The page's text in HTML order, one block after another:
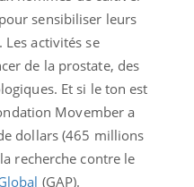
sensibiliser leurs
Les activités se
de la prostate, des
Et si le ton est
Movember a
dollars (465 millions
recherche contre le
(GAP).